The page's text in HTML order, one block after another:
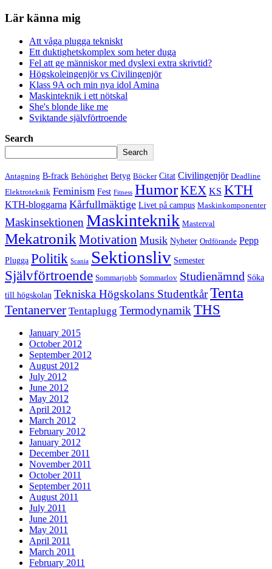
Lär känna mig
Att våga plugga tekniskt
Ett duktighetskomplex som heter duga
Fel att ge människor med dyslexi extra skrivtid?
Högskoleingenjör vs Civilingenjör
Klass 9A och min nya idol Amina
Maskinteknik i ett nötskal
She's blonde like me
Sviktande självförtroende
Search
Search
Antagning B-frack Behörighet Betyg Böcker Citat Civilingenjör Deadline
Elektroteknik Feminism Fest Fitness HumorKEX KS KTH
KTH-bloggarna Kårfullmäktige Livet på campus Maskinkomponenter
MaskinsektionenMaskinteknik Masterval
Mekatronik Motivation Musik Nyheter Ordförande Pepp
Plugga Politik Scania Sektionsliv Semester
Självförtroende Sommarjobb Sommarlov Studienämnd Söka
till högskolan Tekniska Högskolans StudentkårTenta
Tentanerver Tentaplugg TermodynamikTHS
January 2015
October 2012
September 2012
August 2012
July 2012
June 2012
May 2012
April 2012
March 2012
February 2012
January 2012
December 2011
November 2011
October 2011
September 2011
August 2011
July 2011
June 2011
May 2011
April 2011
March 2011
February 2011